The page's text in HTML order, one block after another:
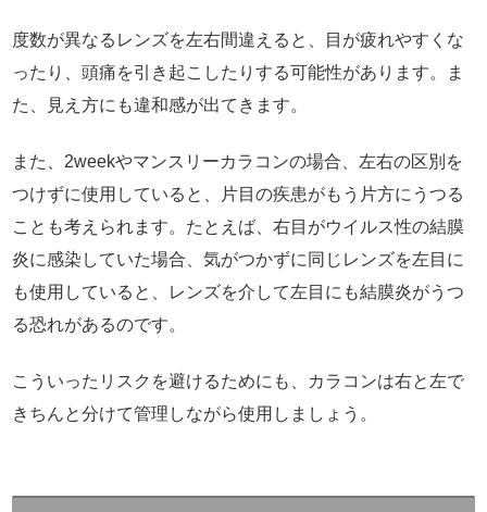
度数が異なるレンズを左右間違えると、目が疲れやすくな
ったり、頭痛を引き起こしたりする可能性があります。ま
た、見え方にも違和感が出てきます。
また、2weekやマンスリーカラコンの場合、左右の区別を
つけずに使用していると、片目の疾患がもう片方にうつる
ことも考えられます。たとえば、右目がウイルス性の結膜
炎に感染していた場合、気がつかずに同じレンズを左目に
も使用していると、レンズを介して左目にも結膜炎がうつ
る恐れがあるのです。
こういったリスクを避けるためにも、カラコンは右と左で
きちんと分けて管理しながら使用しましょう。